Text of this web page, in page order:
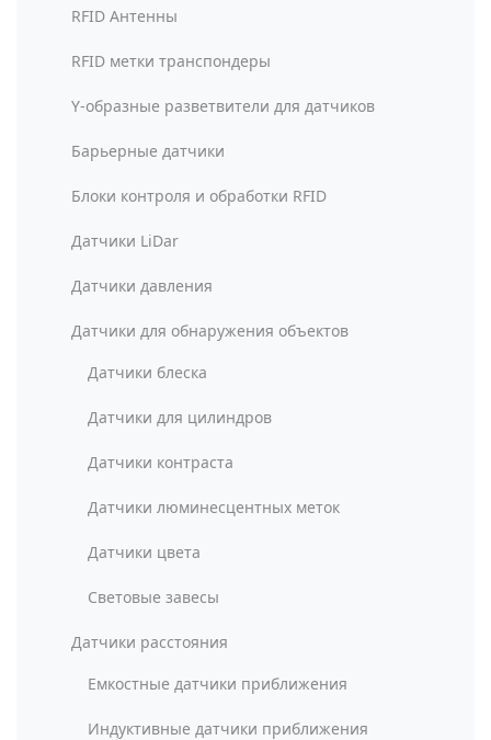
RFID Антенны
RFID метки транспондеры
Y-образные разветвители для датчиков
Барьерные датчики
Блоки контроля и обработки RFID
Датчики LiDar
Датчики давления
Датчики для обнаружения объектов
Датчики блеска
Датчики для цилиндров
Датчики контраста
Датчики люминесцентных меток
Датчики цвета
Световые завесы
Датчики расстояния
Емкостные датчики приближения
Индуктивные датчики приближения